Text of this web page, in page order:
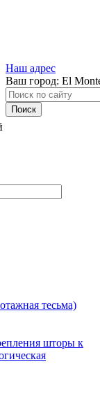
Наш адрес
Ваш город: El
тесьма)
шторы к